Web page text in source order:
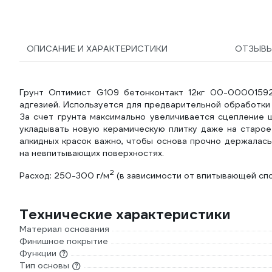
ОПИСАНИЕ И ХАРАКТЕРИСТИКИ
Грунт Оптимист G109 бетонконтакт 12кг 00-
адгезией. Используется для предварительной
За счет грунта максимально увеличивается
укладывать новую керамическую плитку даже на
алкидных красок важно, чтобы основа прочно
на невпитывающих поверхностях.
Расход: 250-300 г/м2 (в зависимости от впитывающей
Технические характеристики
Материал основания
Финишное покрытие
Функции
Тип основы